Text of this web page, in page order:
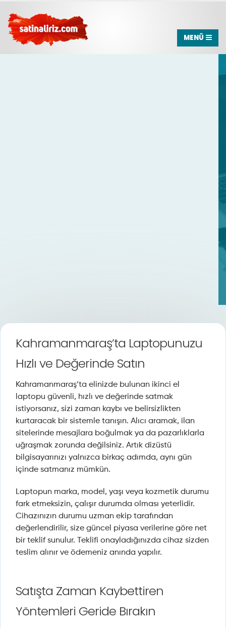
Kahramanmaraş’ta Laptopunuzu
Hızlı ve Değerinde Satın
Kahramanmaraş’ta elinizde bulunan ikinci el
laptopu güvenli, hızlı ve değerinde satmak
istiyorsanız, sizi zaman kaybı ve belirsizlikten
kurtaracak bir sistemle tanışın. Alıcı aramak, ilan
sitelerinde mesajlara boğulmak ya da pazarlıklarla
uğraşmak zorunda değilsiniz. Artık dizüstü
bilgisayarınızı yalnızca birkaç adımda, aynı gün
içinde satmanız mümkün.
Laptopun marka, model, yaşı veya kozmetik durumu
fark etmeksizin, çalışır durumda olması yeterlidir.
Cihazınızın durumu uzman ekip tarafından
değerlendirilir, size güncel piyasa verilerine göre net
bir teklif sunulur. Teklifi onayladığınızda cihaz sizden
teslim alınır ve ödemeniz anında yapılır.
Satışta Zaman Kaybettiren
Yöntemleri Geride Bırakın